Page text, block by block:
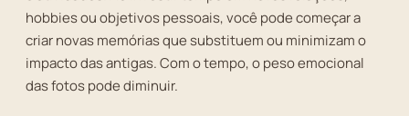
hobbies ou objetivos pessoais, você pode começar a
criar novas memórias que substituem ou minimizam o
impacto das antigas. Com o tempo, o peso emocional
das fotos pode diminuir.